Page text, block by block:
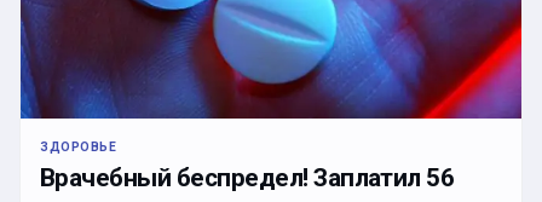
ЗДОРОВЬЕ
Врачебный беспредел! Заплатил 56